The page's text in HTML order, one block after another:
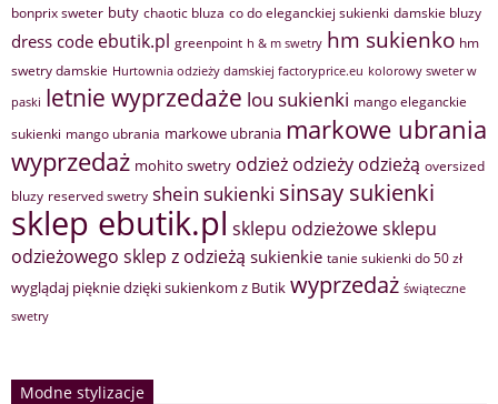
bonprix sweter buty chaotic bluza co do eleganckiej sukienki damskie bluzy
dress code ebutik.pl greenpoint h & m swetry hm sukienko hm
swetry damskie Hurtownia odzieży damskiej factoryprice.eu kolorowy sweter w
paski letnie wyprzedaże lou sukienki mango eleganckie
sukienki mango ubrania markowe ubrania markowe ubrania
wyprzedaż mohito swetry odzież odzieży odzieżą oversized
bluzy reserved swetry shein sukienki sinsay sukienki
sklep ebutik.pl sklepu odzieżowesklepu
odzieżowego sklep z odzieżą sukienkie tanie sukienki do 50 zł
wyglądaj pięknie dzięki sukienkom z Butik wyprzedaż świąteczne
swetry
Modne stylizacje